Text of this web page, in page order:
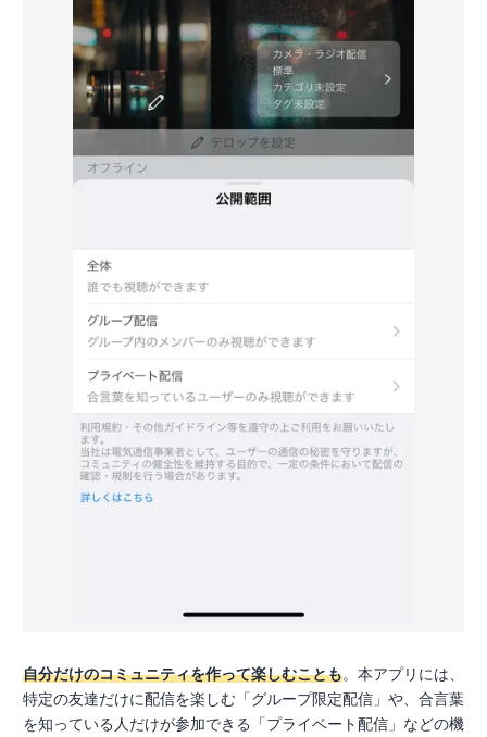
自分だけのコミュニティを作って楽しむことも。本アプリには、
特定の友達だけに配信を楽しむ「グループ限定配信」や、合言葉
を知っている人だけが参加できる「プライベート配信」などの機